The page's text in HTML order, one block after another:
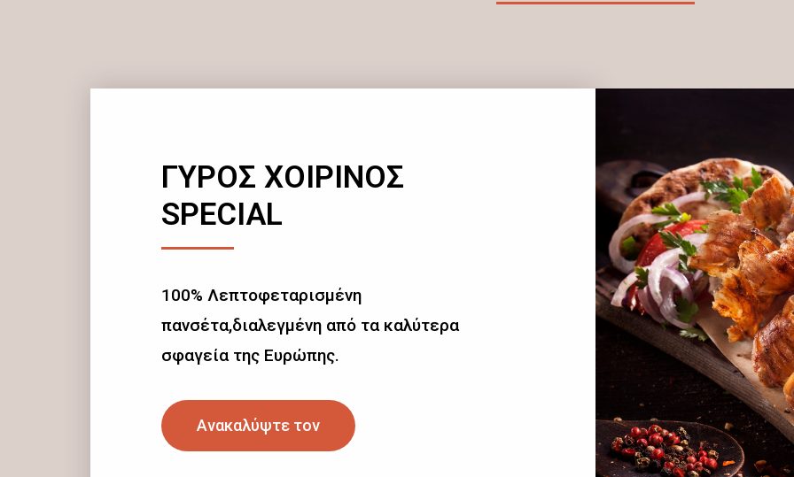
ΓΥΡΟΣ ΧΟΙΡΙΝΟΣ
SPECIAL
100% Λεπτοφεταρισμένη
πανσέτα,διαλεγμένη από τα καλύτερα
σφαγεία της Ευρώπης.
Ανακαλύψτε τον